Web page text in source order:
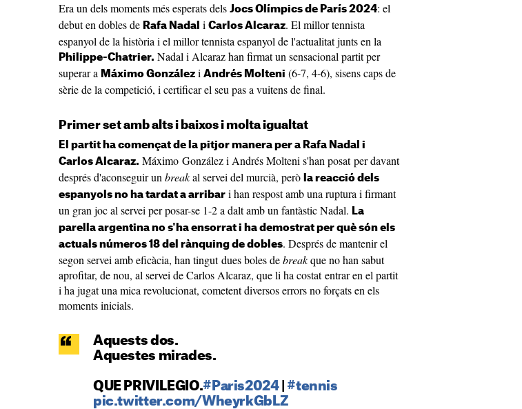
Era un dels moments més esperats dels Jocs Olímpics de París 2024: el
debut en dobles de Rafa Nadal i Carlos Alcaraz. El millor tennista
espanyol de la història i el millor tennista espanyol de l'actualitat junts en la
Philippe-Chatrier. Nadal i Alcaraz han firmat un sensacional partit per
superar a Máximo González i Andrés Molteni (6-7, 4-6), sisens caps de
sèrie de la competició, i certificar el seu pas a vuitens de final.
Primer set amb alts i baixos i molta igualtat
El partit ha començat de la pitjor manera per a Rafa Nadal i
Carlos Alcaraz. Máximo González i Andrés Molteni s'han posat per davant
després d'aconseguir un breakal servei del murcià, però la reacció dels
espanyols no ha tardat a arribar i han respost amb una ruptura i firmant
un gran joc al servei per posar-se 1-2 a dalt amb un fantàstic Nadal. La
parella argentina no s'ha ensorrat i ha demostrat per què són els
actuals números 18 del rànquing de dobles. Després de mantenir el
segon servei amb eficàcia, han tingut dues boles debreakque no han sabut
aprofitar, de nou, al servei de Carlos Alcaraz, que li ha costat entrar en el partit
i ha jugat una mica revolucionat, cometent diversos errors no forçats en els
moments inicials.
Aquests dos.
Aquestes mirades.
QUE PRIVILEGIO.#Paris2024| #tennis
pic.twitter.com/WheyrkGbLZ